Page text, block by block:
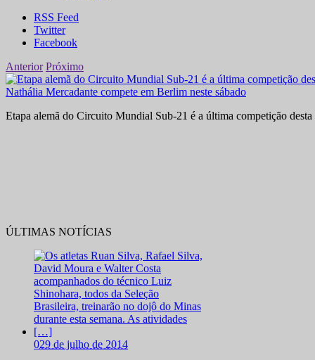
RSS Feed
Twitter
Facebook
Anterior Próximo
Nathália Mercadante compete em Berlim neste sábado
Etapa alemã do Circuito Mundial Sub-21 é a última competição
ÚLTIMAS NOTÍCIAS
029 de julho de 2014